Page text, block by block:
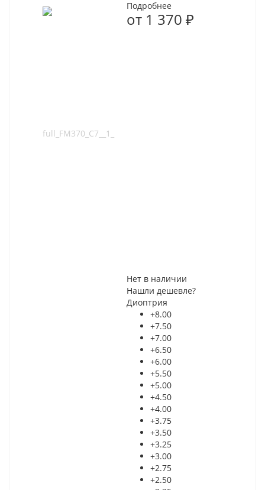
Подробнее
от 1 370 ₽
Нет в наличии
Нашли дешевле?
Диоптрия
+8.00
+7.50
+7.00
+6.50
+6.00
+5.50
+5.00
+4.50
+4.00
+3.75
+3.50
+3.25
+3.00
+2.75
+2.50